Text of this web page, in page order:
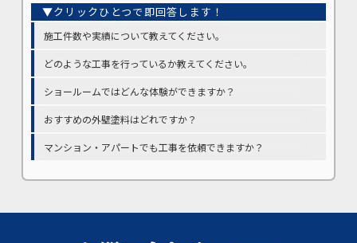
施工件数や実績について教えてください。
どのような工事を行っているか教えてください。
ショールームではどんな体験ができますか？
おすすめの外壁塗料はどれですか？
マンション・アパートでも工事を依頼できますか？